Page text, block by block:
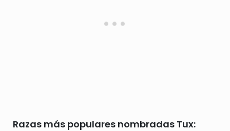
Razas más populares nombradas Tux: